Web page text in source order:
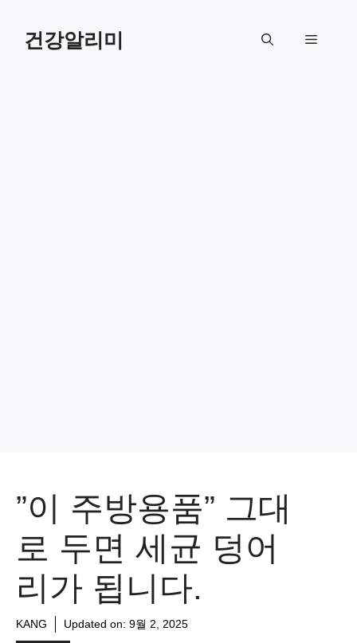
건강알리미 메
”이 주방용품” 그대
로 두면 세균 덩어
리가 됩니다.
KANG Updated on: 9월 2, 2025